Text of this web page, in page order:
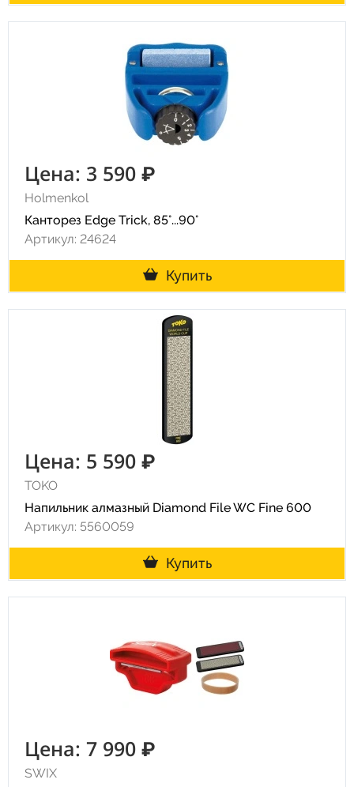
Цена: 3 590 ₽
Holmenkol
Канторез Edge Trick, 85°...90°
Артикул: 24624
Купить
Цена: 5 590 ₽
TOKO
Напильник алмазный Diamond File WC Fine 600
Артикул: 5560059
Купить
Цена: 7 990 ₽
SWIX